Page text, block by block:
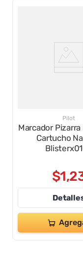
Pilot
Marcador
Cartucho
$1,